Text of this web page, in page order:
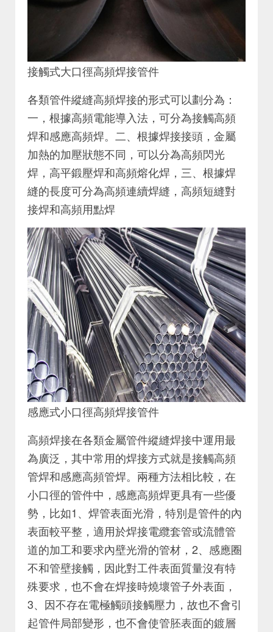
接觸式大口徑高頻焊接管件
各類管件縱縫高頻焊接的形式可以劃分為：
一，根據高頻電能導入法，可分為接觸高頻
焊和感應高頻焊。二、根據焊接接頭，金屬
加熱的加壓狀態不同，可以分為高頻閃光
焊，高平鍛壓焊和高頻熔化焊，三、根據焊
縫的長度可分為高頻連續焊縫，高頻短縫對
接焊和高頻用點焊
感應式小口徑高頻焊接管件
高頻焊接在各類金屬管件縱縫焊接中運用最
為廣泛，其中常用的焊接方式就是接觸高頻
管焊和感應高頻管焊。兩種方法相比較，在
小口徑的管件中，感應高頻焊更具有一些優
勢，比如1、焊管表面光滑，特別是管件的內
表面較平整，適用於焊接電纜套管或流體管
道的加工和要求內壁光滑的管材，2、感應圈
不和管壁接觸，因此對工件表面質量沒有特
殊要求，也不會在焊接時燒壞管子外表面，
3、因不存在電極觸頭接觸壓力，故也不會引
起管件局部變形，也不會使管胚表面的鍍層